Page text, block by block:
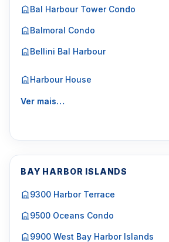
Bal Harbour Tower Condo
Balmoral Condo
Bellini Bal Harbour
Harbour House
Ver mais…
BAY HARBOR ISLANDS
9300 Harbor Terrace
9500 Oceans Condo
9900 West Bay Harbor Islands